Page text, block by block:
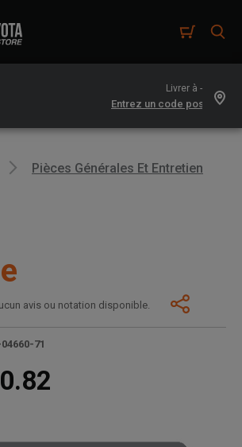
Livrer à -
Pièces Générales Et Entretien
avis ou notation disponible.
71